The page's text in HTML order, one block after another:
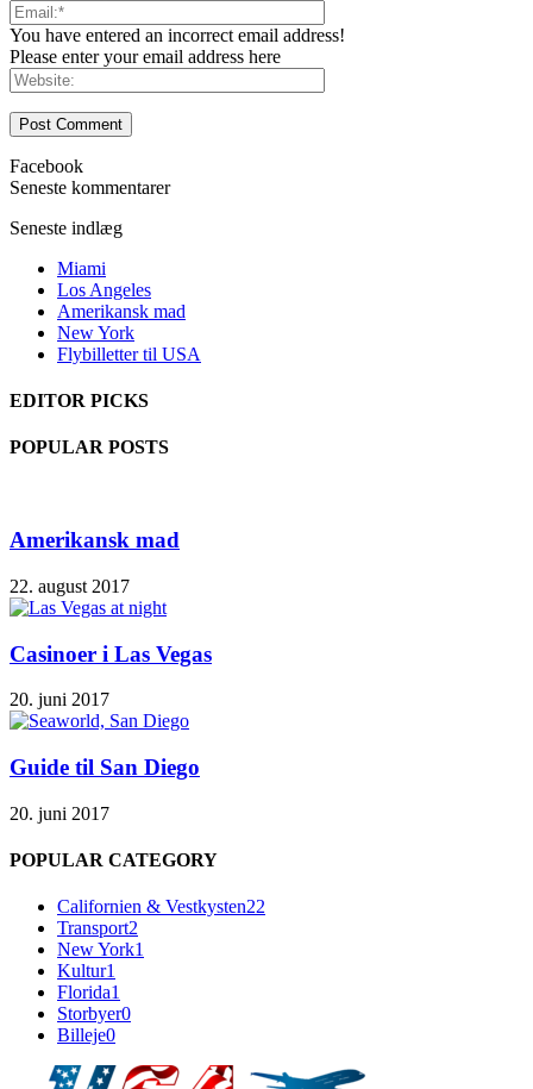
You have entered an incorrect email address!
Please enter your email address here
Facebook
Seneste kommentarer
Seneste indlæg
Miami
Los Angeles
Amerikansk mad
New York
Flybilletter til USA
EDITOR PICKS
POPULAR POSTS
Amerikansk mad
22. august 2017
Casinoer i Las Vegas
20. juni 2017
Guide til San Diego
20. juni 2017
POPULAR CATEGORY
Californien & Vestkysten22
Transport2
New York1
Kultur1
Florida1
Storbyer0
Billeje0